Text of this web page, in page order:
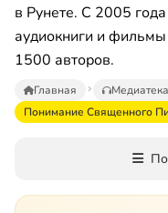
в Рунете. С 2005
аудиокниги и
1500 авторов.
Главная
Медиатека
Понимание Священного